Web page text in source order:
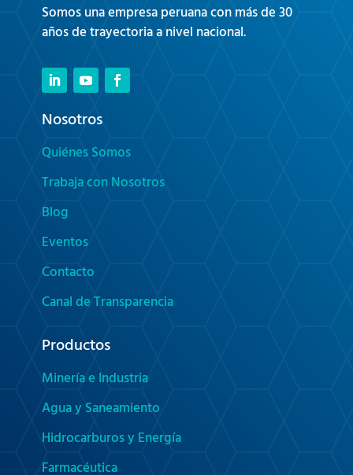
Somos una empresa peruana con más de 30
años de trayectoria a nivel nacional.
Nosotros
Quiénes Somos
Trabaja con Nosotros
Blog
Eventos
Contacto
Canal de Transparencia
Productos
Minería e Industria
Agua y Saneamiento
Hidrocarburos y Energía
Farmacéutica